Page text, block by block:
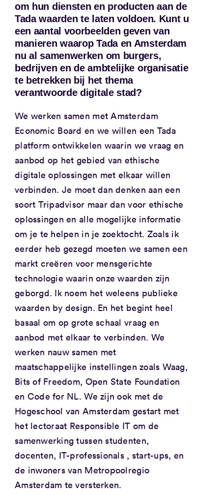
om hun diensten en producten aan de
Tada waarden te laten voldoen. Kunt u
een aantal voorbeelden geven van
manieren waarop Tada en Amsterdam
nu al samenwerken om burgers,
bedrijven en de ambtelijke organisatie
te betrekken bij het thema
verantwoorde digitale stad?
We werken samen met Amsterdam
Economic Board en we willen een Tada
platform ontwikkelen waarin we vraag en
aanbod op het gebied van ethische
digitale oplossingen met elkaar willen
verbinden. Je moet dan denken aan een
soort Tripadvisor maar dan voor ethische
oplossingen en alle mogelijke informatie
om je te helpen in je zoektocht. Zoals ik
eerder heb gezegd moeten we samen een
markt creëren voor mensgerichte
technologie waarin onze waarden zijn
geborgd. Ik noem het weleens publieke
waarden by design. En het begint heel
basaal om op grote schaal vraag en
aanbod met elkaar te verbinden. We
werken nauw samen met
maatschappelijke instellingen zoals Waag,
Bits of Freedom, Open State Foundation
en Code for NL. We zijn ook met de
Hogeschool van Amsterdam gestart met
het lectoraat Responsible IT om de
samenwerking tussen studenten,
docenten, IT-professionals , start-ups, en
de inwoners van Metropoolregio
Amsterdam te versterken.